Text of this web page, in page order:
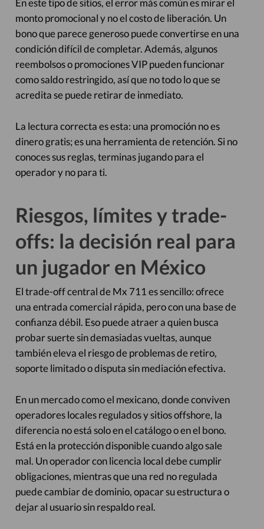
En este tipo de sitios, el error más común es mirar el
monto promocional y no el costo de liberación. Un
bono que parece generoso puede convertirse en una
condición difícil de completar. Además, algunos
reembolsos o promociones VIP pueden funcionar
como saldo restringido, así que no todo lo que se
acredita se puede retirar de inmediato.
La lectura correcta es esta: una promoción no es
dinero gratis; es una herramienta de retención. Si no
conoces sus reglas, terminas jugando para el
operador y no para ti.
Riesgos, límites y trade-
offs: la decisión real para
un jugador en México
El trade-off central de Mx 711 es sencillo: ofrece
una entrada comercial rápida, pero con una base de
confianza débil. Eso puede atraer a quien busca
probar suerte sin demasiadas vueltas, aunque
también eleva el riesgo de problemas de retiro,
soporte limitado o disputa sin mediación efectiva.
En un mercado como el mexicano, donde conviven
operadores locales regulados y sitios offshore, la
diferencia no está solo en el catálogo o en el bono.
Está en la protección disponible cuando algo sale
mal. Un operador con licencia local debe cumplir
obligaciones, mientras que una red no regulada
puede cambiar de dominio, opacar su estructura o
dejar al usuario sin respaldo real.